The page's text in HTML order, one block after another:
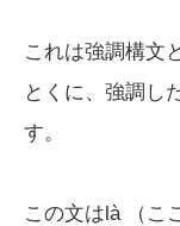
これは強調構文
とくに、強調し
す。
この文はlà （こ